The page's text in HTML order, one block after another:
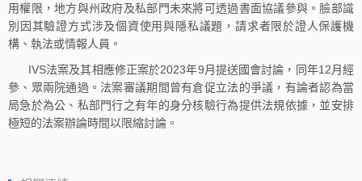
用權限，地方與州政府及私部門未來將可透過書面協議參與。臉部識
別因其驗證方式涉及個資使用與隱私議題，請求者限於證人保護機
構、執法或情報人員。
IVS法案及其相應修正案於2023年9月提送國會討論，同年12月經
參、眾兩院通過。法案審議期間曾有倉促立法的爭議，有論者認為當
局急於為公、私部門行之有年的身分核驗行為提供法規依據，並安排
極短的法案辦論時間以限縮討論。